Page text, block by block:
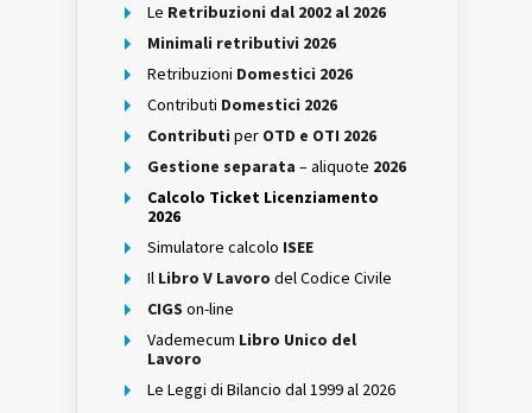
Le Retribuzioni dal 2002 al 2026
Minimali retributivi 2026
Retribuzioni Domestici 2026
Contributi Domestici 2026
Contributi per OTD e OTI 2026
Gestione separata – aliquote 2026
Calcolo Ticket Licenziamento
2026
Simulatore calcolo ISEE
Il Libro V Lavoro del Codice Civile
CIGS on-line
Vademecum Libro Unico del
Lavoro
Le Leggi di Bilancio dal 1999 al 2026